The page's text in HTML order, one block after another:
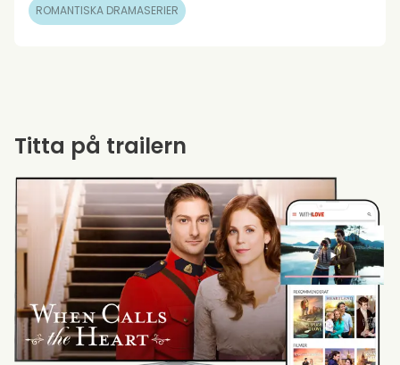
ROMANTISKA DRAMASERIER
Titta på trailern